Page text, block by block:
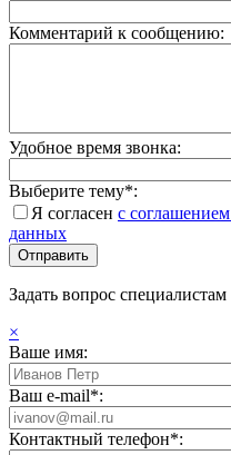
Комментарий к сообщению:
Удобное время звонка:
Выберите тему*:
Я согласен с
данных
Задать вопрос специалистам
×
Ваше имя:
Ваш e-mail*:
Контактный телефон*: